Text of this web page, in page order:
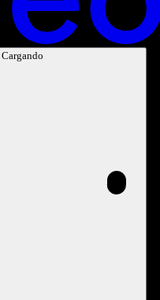
Cargando